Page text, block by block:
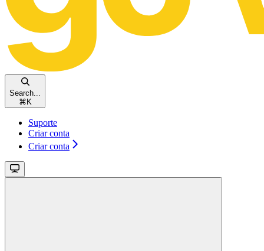
Search...
⌘ K
Suporte
Criar conta
Criar conta